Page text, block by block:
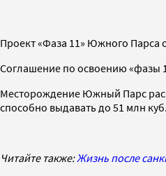
Проект «Фаза 11» Южного Парса
Соглашение по освоению «фазы
Месторождение Южный Парс
способно выдавать до 51 млн
Читайте также:Жизнь после